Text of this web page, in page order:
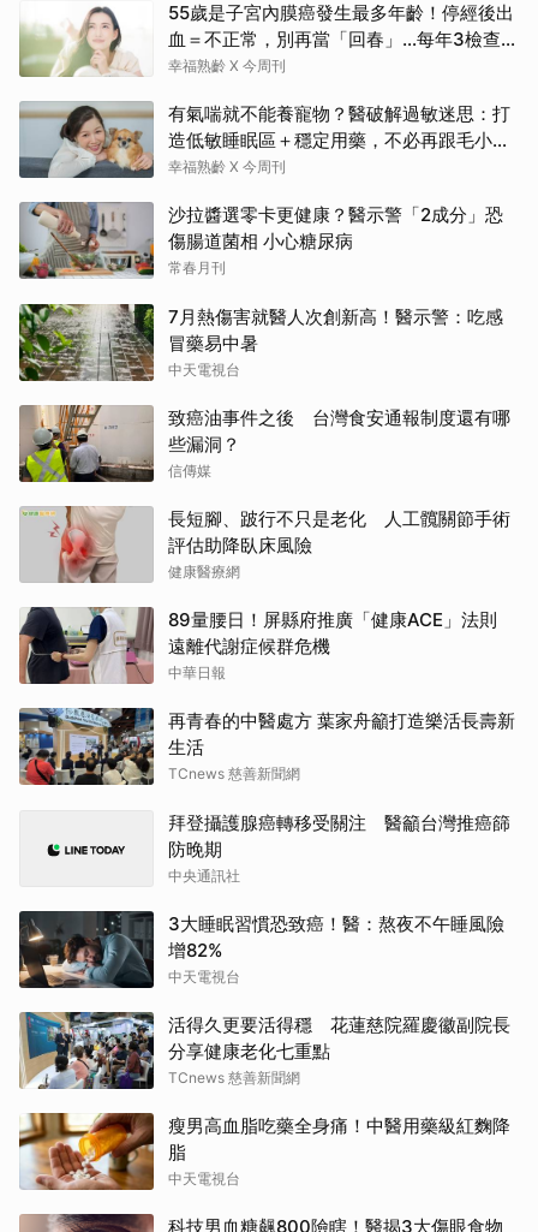
55歲是子宮內膜癌發生最多年齡！停經後出
血＝不正常，別再當「回春」…每年3檢查保
命：早期治癒率達9成5
幸福熟齡 X 今周刊
有氣喘就不能養寵物？醫破解過敏迷思：打
造低敏睡眠區＋穩定用藥，不必再跟毛小孩
分離
幸福熟齡 X 今周刊
沙拉醬選零卡更健康？醫示警「2成分」恐
傷腸道菌相 小心糖尿病
常春月刊
7月熱傷害就醫人次創新高！醫示警：吃感
冒藥易中暑
中天電視台
致癌油事件之後 台灣食安通報制度還有哪
些漏洞？
信傳媒
長短腳、跛行不只是老化 人工髖關節手術
評估助降臥床風險
健康醫療網
89量腰日！屏縣府推廣「健康ACE」法則
遠離代謝症候群危機
中華日報
再青春的中醫處方 葉家舟籲打造樂活長壽新
生活
TCnews 慈善新聞網
拜登攝護腺癌轉移受關注 醫籲台灣推癌篩
防晚期
中央通訊社
3大睡眠習慣恐致癌！醫：熬夜不午睡風險
增82%
中天電視台
活得久更要活得穩 花蓮慈院羅慶徽副院長
分享健康老化七重點
TCnews 慈善新聞網
瘦男高血脂吃藥全身痛！中醫用藥級紅麴降
脂
中天電視台
科技男血糖飆800險瞎！醫揭3大傷眼食物